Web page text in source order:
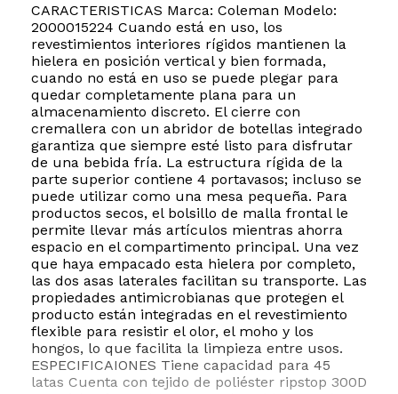
CARACTERISTICAS Marca: Coleman Modelo:
2000015224 Cuando está en uso, los
revestimientos interiores rígidos mantienen la
hielera en posición vertical y bien formada,
cuando no está en uso se puede plegar para
quedar completamente plana para un
almacenamiento discreto. El cierre con
cremallera con un abridor de botellas integrado
garantiza que siempre esté listo para disfrutar
de una bebida fría. La estructura rígida de la
parte superior contiene 4 portavasos; incluso se
puede utilizar como una mesa pequeña. Para
productos secos, el bolsillo de malla frontal le
permite llevar más artículos mientras ahorra
espacio en el compartimento principal. Una vez
que haya empacado esta hielera por completo,
las dos asas laterales facilitan su transporte. Las
propiedades antimicrobianas que protegen el
producto están integradas en el revestimiento
flexible para resistir el olor, el moho y los
hongos, lo que facilita la limpieza entre usos.
ESPECIFICAIONES Tiene capacidad para 45
latas Cuenta con tejido de poliéster ripstop 300D